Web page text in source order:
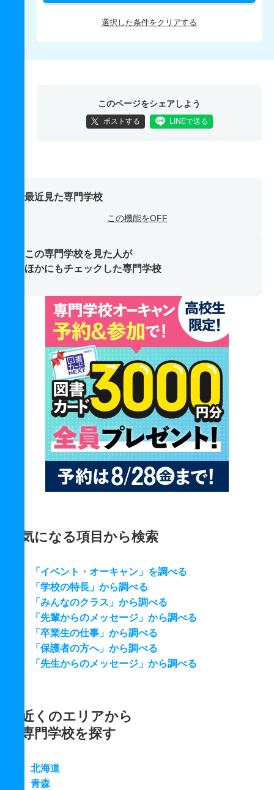
選択した条件をクリアする
このページをシェアしよう
ポストする LINEで送る
最近見た専門学校
この機能をOFF
この専門学校を見た人が
ほかにもチェックした専門学校
気になる項目から検索
「イベント・オーキャン」を調べる
「学校の特長」から調べる
「みんなのクラス」から調べる
「先輩からのメッセージ」から調べる
「卒業生の仕事」から調べる
「保護者の方へ」から調べる
「先生からのメッセージ」から調べる
近くのエリアから
専門学校を探す
北海道
青森